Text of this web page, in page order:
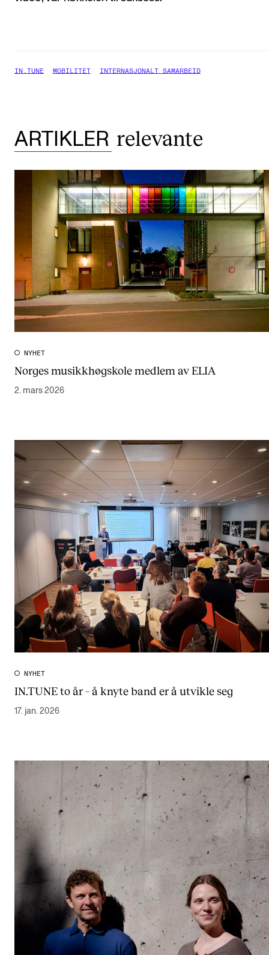
IN.TUNE MOBILITET INTERNASJONALT SAMARBEID
ARTIKLER relevante
NYHET
Norges musikkhøgskole medlem av ELIA
2. mars 2026
NYHET
IN.TUNE to år – å knyte band er å utvikle seg
17. jan. 2026